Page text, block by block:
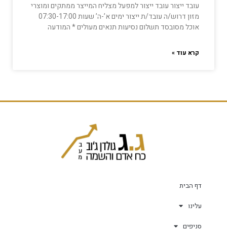
עובד ייצור עובד ייצור למפעל מצליח המייצר ממתקים ומוצרי
מזון דרוש/ה עובד/ת ייצור ימים א’-ה’ שעות 07:30-17:00
אוכל מסובסד תשלום נסיעות תנאים מעולים * המודעה
קרא עוד »
דף הבית
עלינו
סניפים